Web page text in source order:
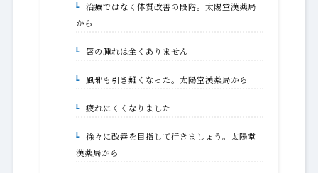
1-10-1.
治療ではなく体質改善の段階。太陽堂漢薬局
から
1-11.唇の腫れは全くありません
1-11-1.
風邪も引き難くなった。太陽堂漢薬局から
1-12.疲れにくくなりました
1-12-1.
徐々に改善を目指して行きましょう。太陽堂
漢薬局から